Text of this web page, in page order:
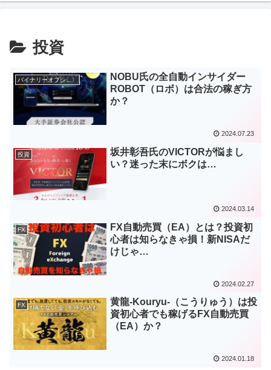
投資
バイナリーオプション
NOBU氏の全自動インサイダー
ROBOT（ロボ）は合法の稼ぎ方
か？
2024.07.23
投資
坂井彰吾氏のVICTORが悩まし
い？迷った末にボクは…
2024.03.14
FX
FX自動売買（EA）とは？投資初
心者は知らなきゃ損！新NISAだ
けじゃ…
2024.02.27
FX
黄龍-Kouryu-（こうりゅう）は投
資初心者でも稼げるFX自動売買
（EA）か？
2024.01.18